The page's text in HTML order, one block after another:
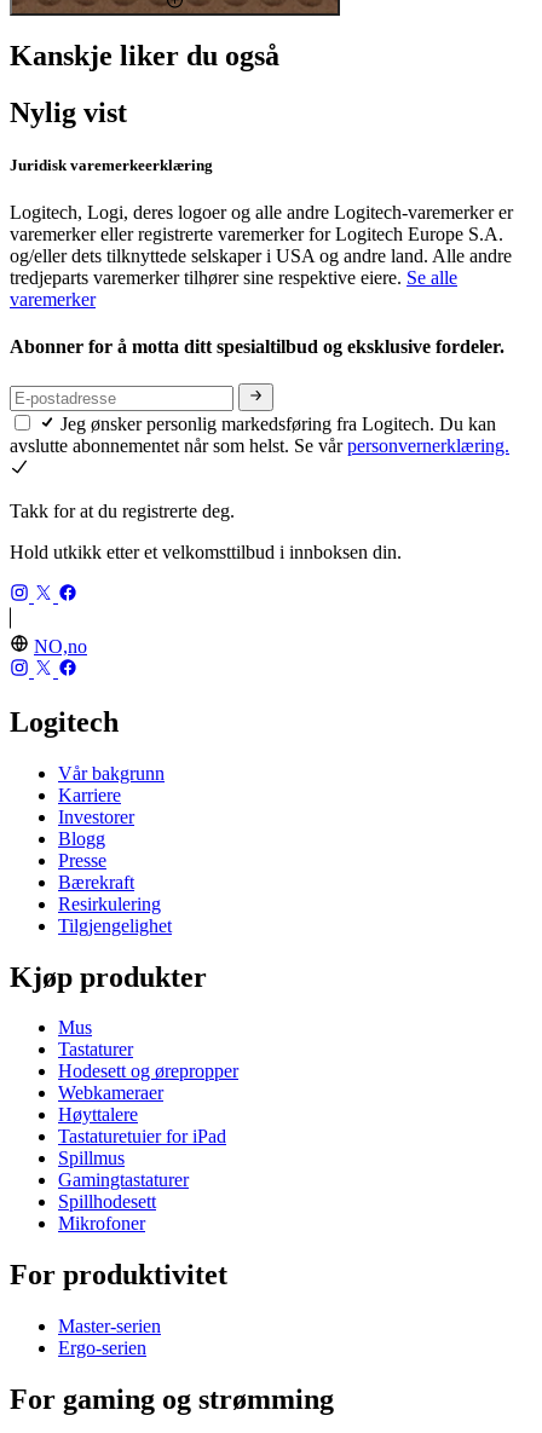
Kanskje liker du også
Nylig vist
Juridisk varemerkeerklæring
Logitech, Logi, deres logoer og alle andre Logitech-varemerker er
varemerker eller registrerte varemerker for Logitech Europe S.A.
og/eller dets tilknyttede selskaper i USA og andre land. Alle andre
tredjeparts varemerker tilhører sine respektive eiere. Se alle
varemerker
Abonner for å motta ditt spesialtilbud og eksklusive fordeler.
Jeg ønsker personlig markedsføring fra Logitech. Du kan
avslutte abonnementet når som helst. Se vårpersonvernerklæring.
Takk for at du registrerte deg.
Hold utkikk etter et velkomsttilbud i innboksen din.
NO,no
Logitech
Vår bakgrunn
Karriere
Investorer
Blogg
Presse
Bærekraft
Resirkulering
Tilgjengelighet
Kjøp produkter
Mus
Tastaturer
Hodesett og ørepropper
Webkameraer
Høyttalere
Tastaturetuier for iPad
Spillmus
Gamingtastaturer
Spillhodesett
Mikrofoner
For produktivitet
Master-serien
Ergo-serien
For gaming og strømming